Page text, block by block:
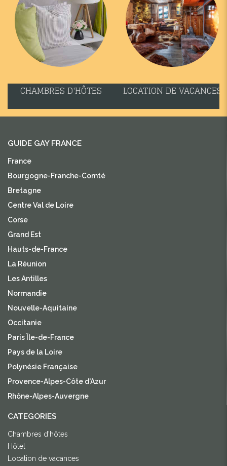
CHAMBRES D'HÔTES LOCATION DE VACANCES
GUIDE GAY FRANCE
France
Bourgogne-Franche-Comté
Bretagne
Centre Val de Loire
Corse
Grand Est
Hauts-de-France
La Réunion
Les Antilles
Normandie
Nouvelle-Aquitaine
Occitanie
Paris Île-de-France
Pays de la Loire
Polynésie Française
Provence-Alpes-Côte d'Azur
Rhône-Alpes-Auvergne
CATEGORIES
Chambres d'hôtes
Hôtel
Location de vacances